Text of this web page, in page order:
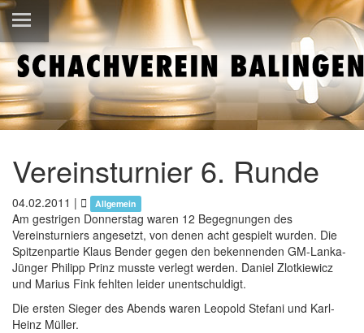
Vereinsturnier 6. Runde
04.02.2011 | Allgemein
Am gestrigen Donnerstag waren 12 Begegnungen des
Vereinsturniers angesetzt, von denen acht gespielt wurden. Die
Spitzenpartie Klaus Bender gegen den bekennenden GM-Lanka-
Jünger Philipp Prinz musste verlegt werden. Daniel Zlotkiewicz
und Marius Fink fehlten leider unentschuldigt.
Die ersten Sieger des Abends waren Leopold Stefani und Karl-
Heinz Müller.